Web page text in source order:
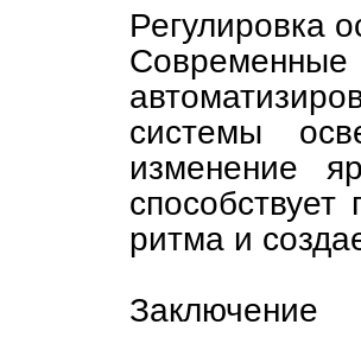
Регулировка
системы
изменение
ритма и
Заключение